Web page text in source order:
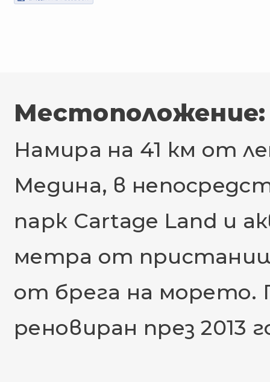
Местоположение:
Намира на 41 км от
Медина, в
парк Cartage Land и
метра от
от брега на морето.
реновиран през 2013